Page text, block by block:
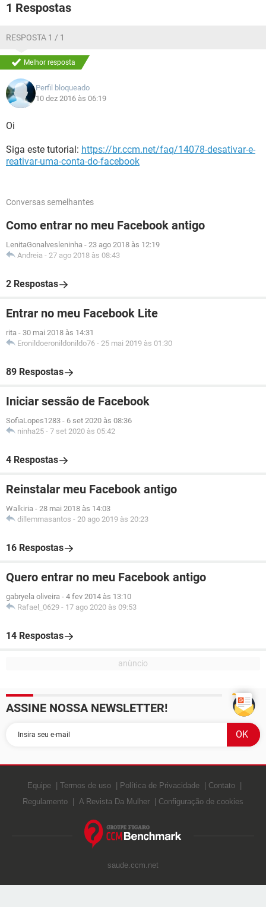
1 Respostas
RESPOSTA 1 / 1
Melhor resposta
Perfil bloqueado
10 dez 2016 às 06:19
Oi
Siga este tutorial: https://br.ccm.net/faq/14078-desativar-e-
reativar-uma-conta-do-facebook
Conversas semelhantes
Como entrar no meu Facebook antigo
LenitaGonalvesleninha - 23 ago 2018 às 12:19
Andreia - 27 ago 2018 às 08:43
2 Respostas
Entrar no meu Facebook Lite
rita - 30 mai 2018 às 14:31
Eronildoeronildonildo76 - 25 mai 2019 às 01:30
89 Respostas
Iniciar sessão de Facebook
SofiaLopes1283 - 6 set 2020 às 08:36
ninha25 - 7 set 2020 às 05:42
4 Respostas
Reinstalar meu Facebook antigo
Walkiria - 28 mai 2018 às 14:03
dillemmasantos - 20 ago 2019 às 20:23
16 Respostas
Quero entrar no meu Facebook antigo
gabryela oliveira - 4 fev 2014 às 13:10
Rafael_0629 - 17 ago 2020 às 09:53
14 Respostas
ASSINE NOSSA NEWSLETTER!
Equipe Termos de uso Política de Privacidade
Contato
Regulamento
A Revista Da Mulher Configuração de cookies
saude.ccm.net